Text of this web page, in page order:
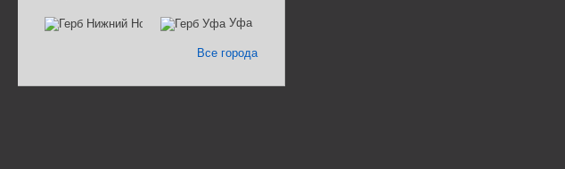
Нижний Новгород
Уфа
Все города